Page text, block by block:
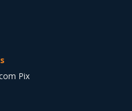
Pix